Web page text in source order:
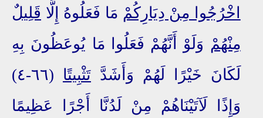
اخْرُجُوا مِنْ دِيَارِكُمْ مَا فَعَلُوهُ إِلَّا قَلِيلٌ
مِنْهُمْ وَلَوْ أَنَّهُمْ فَعَلُوا مَا يُوعَظُونَ بِهِ
لَكَانَ خَيْرًا لَهُمْ وَأَشَدَّتَثْبِيتًا
(٦٦-٤)
وَإِذًا لَآتَيْنَاهُمْ مِنْ لَدُنَّا أَجْرًا عَظِيمًا